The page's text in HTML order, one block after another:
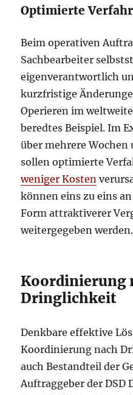
Optimierte
Beim operativen
Sachbearbeiter
eigenverantwortlich
kurzfristige
Operieren im
beredtes Beispiel. Im
über mehrere Wochen
sollen optimierte
weniger Kosten
können eins zu eins
Form attraktiverer
weitergegeben werden.
Koordinierung
Dringlichkeit
Denkbare effektive
Koordinierung nach
auch Bestandteil der
Auftraggeber der DSD